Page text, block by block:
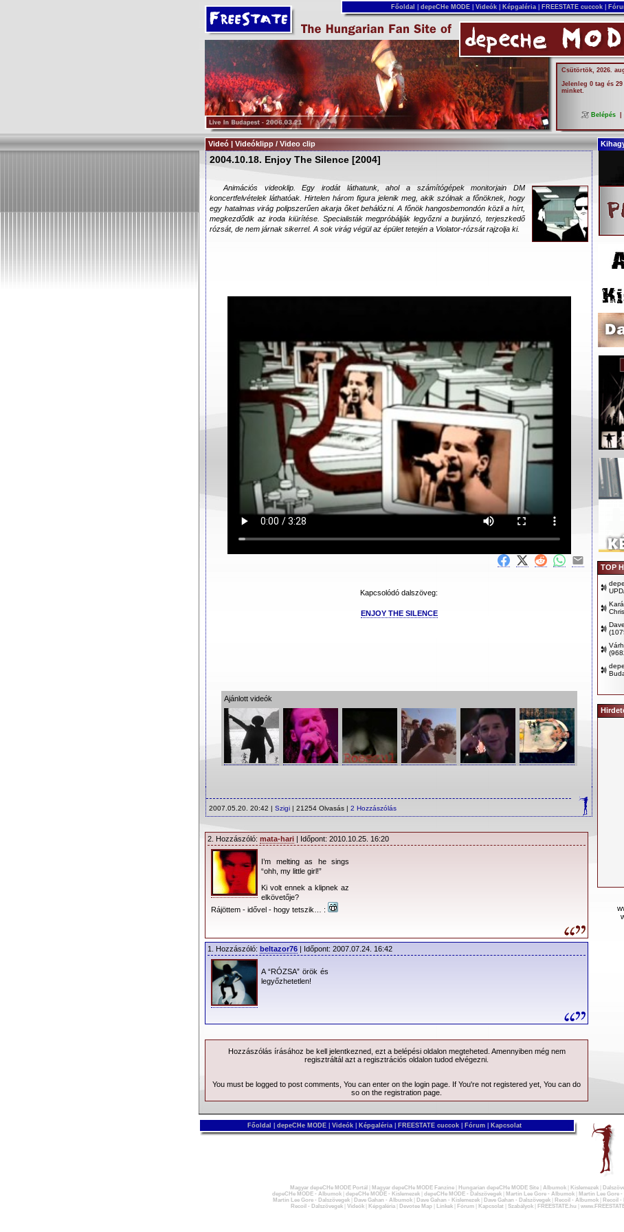
Főoldal depeCHe MODE Videók Képgaléria FREESTATE cuccok
Csütörtök, 2026.
Jelenleg 0 tag és
minket.
Belépés
Videó | Videóklipp / Video clip
2004.10.18. Enjoy The Silence [2004]
Animációs videoklip. Egy irodát láthatunk, ahol a számítógépek monitorjain DM
koncertfelvételek láthatóak. Hirtelen három figura jelenik meg, akik szólnak a főnöknek, hogy
egy hatalmas virág polipszerűen akarja őket behálózni. A főnök hangosbemondón közli a hírt,
megkezdődik az iroda kiürítése. Specialisták megpróbálják legyőzni a burjánzó, terjeszkedő
rózsát, de nem járnak sikerrel. A sok virág végül az épület tetején a Violator-rózsát rajzolja ki.
Kapcsolódó dalszöveg:
ENJOY THE SILENCE
Ajánlott videók
2007.05.20. 20:42 | Szigi | 21254 Olvasás | 2 Hozzászólás
2. Hozzászóló: mata-hari | Időpont: 2010.10.25. 16:20
I’m melting as he sings
“ohh, my little girl!”
Ki volt ennek a klipnek az
elkövetője?
Rájöttem - idővel - hogy tetszik… :
1. Hozzászóló: beltazor76 | Időpont: 2007.07.24. 16:42
A “RÓZSA” örök és
legyőzhetetlen!
Hozzászólás írásához be kell jelentkezned, ezt a belépésioldalon megteheted. Amennyiben még nem
regisztráltál azt a regisztrációs oldalon tudod elvégezni.
You must be logged to post comments, You can enter on the login page . If You're not registered yet, You can do
so on the registration page
TOP
Főoldal depeCHe MODE Videók Képgaléria FREESTATE cuccok Fórum Kapcsolat
Magyar depeCHe MODE Portál Magyar depeCHe MODE Fanzine| Hungarian depeCHe MODE Site| Albumok| Kislemezek|
depeCHe MODE - Albumok| depeCHe MODE - Kislemezek| depeCHe MODE - Dalszövegek| Martin Lee Gore - Albumok|
Martin Lee Gore -
Martin Lee Gore - Dalszövegek| Dave Gahan - Albumok| Dave Gahan - Kislemezek| Dave Gahan - Dalszövegek| Recoil - Albumok|
Recoil -
Recoil - Dalszövegek| Videók| Képgaléria| Devotee Map| Linkek| Fórum| Kapcsolat| Szabályok| FREESTATE.hu